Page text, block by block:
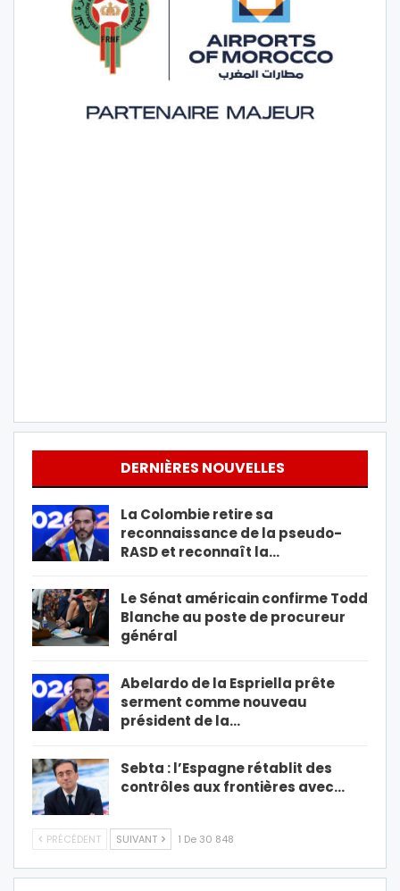
DERNIÈRES NOUVELLES
La Colombie retire sa
reconnaissance de la pseudo-
RASD et reconnaît la…
Le Sénat américain confirme Todd
Blanche au poste de procureur
général
Abelardo de la Espriella prête
serment comme nouveau
président de la…
Sebta : l’Espagne rétablit des
contrôles aux frontières avec…
PRÉCÉDENT SUIVANT 1 De 30 848